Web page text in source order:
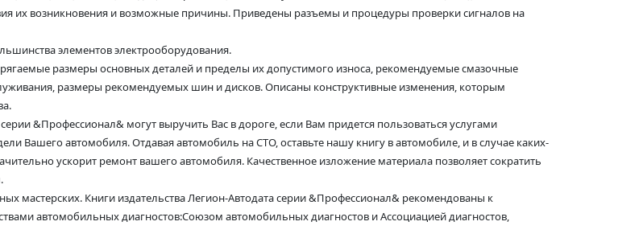
их возникновения и возможные причины. Приведены разъемы и процедуры проверки сигналов на
элементов электрооборудования.
размеры основных деталей и пределы их допустимого износа, рекомендуемые смазочные
размеры рекомендуемых шин и дисков. Описаны конструктивные изменения, которым
&Профессионал& могут выручить Вас в дороге, если Вам придется пользоваться услугами
Вашего автомобиля. Отдавая автомобиль на СТО, оставьте нашу книгу в автомобиле, и в случае каких-
ускорит ремонт вашего автомобиля. Качественное изложение материала позволяет сократить
мастерских. Книги издательства Легион-Автодата серии &Профессионал& рекомендованы к
автомобильных диагностов:Союзом автомобильных диагностов и Ассоциацией диагностов,